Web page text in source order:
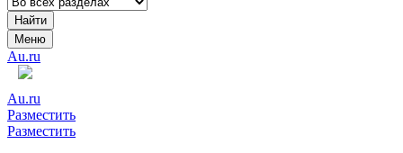
Найти
Меню
Au.ru
Au.ru
Разместить
Разместить